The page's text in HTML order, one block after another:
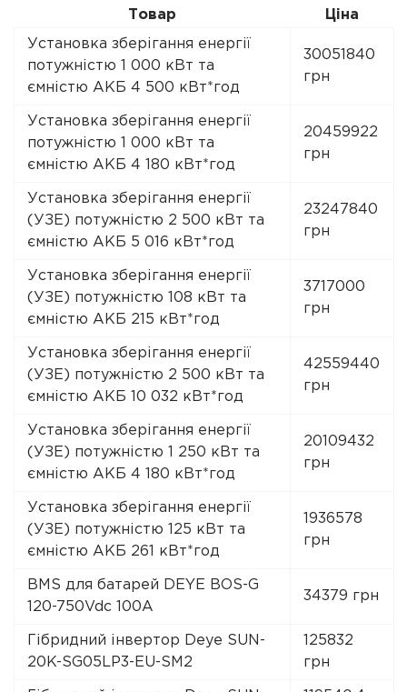
Товар Ціна
Установка зберігання енергії
потужністю 1 000 кВт та
ємністю АКБ 4 500 кВт*год
30051840
грн
Установка зберігання енергії
потужністю 1 000 кВт та
ємністю АКБ 4 180 кВт*год
20459922
грн
Установка зберігання енергії
(УЗЕ) потужністю 2 500 кВт та
ємністю АКБ 5 016 кВт*год
23247840
грн
Установка зберігання енергії
(УЗЕ) потужністю 108 кВт та
ємністю АКБ 215 кВт*год
3717000
грн
Установка зберігання енергії
(УЗЕ) потужністю 2 500 кВт та
ємністю АКБ 10 032 кВт*год
42559440
грн
Установка зберігання енергії
(УЗЕ) потужністю 1 250 кВт та
ємністю АКБ 4 180 кВт*год
20109432
грн
Установка зберігання енергії
(УЗЕ) потужністю 125 кВт та
ємністю АКБ 261 кВт*год
1936578
грн
BMS для батарей DEYE BOS-G
120-750Vdc 100A
34379 грн
Гібридний інвертор Deye SUN-
20K-SG05LP3-EU-SM2
125832
грн